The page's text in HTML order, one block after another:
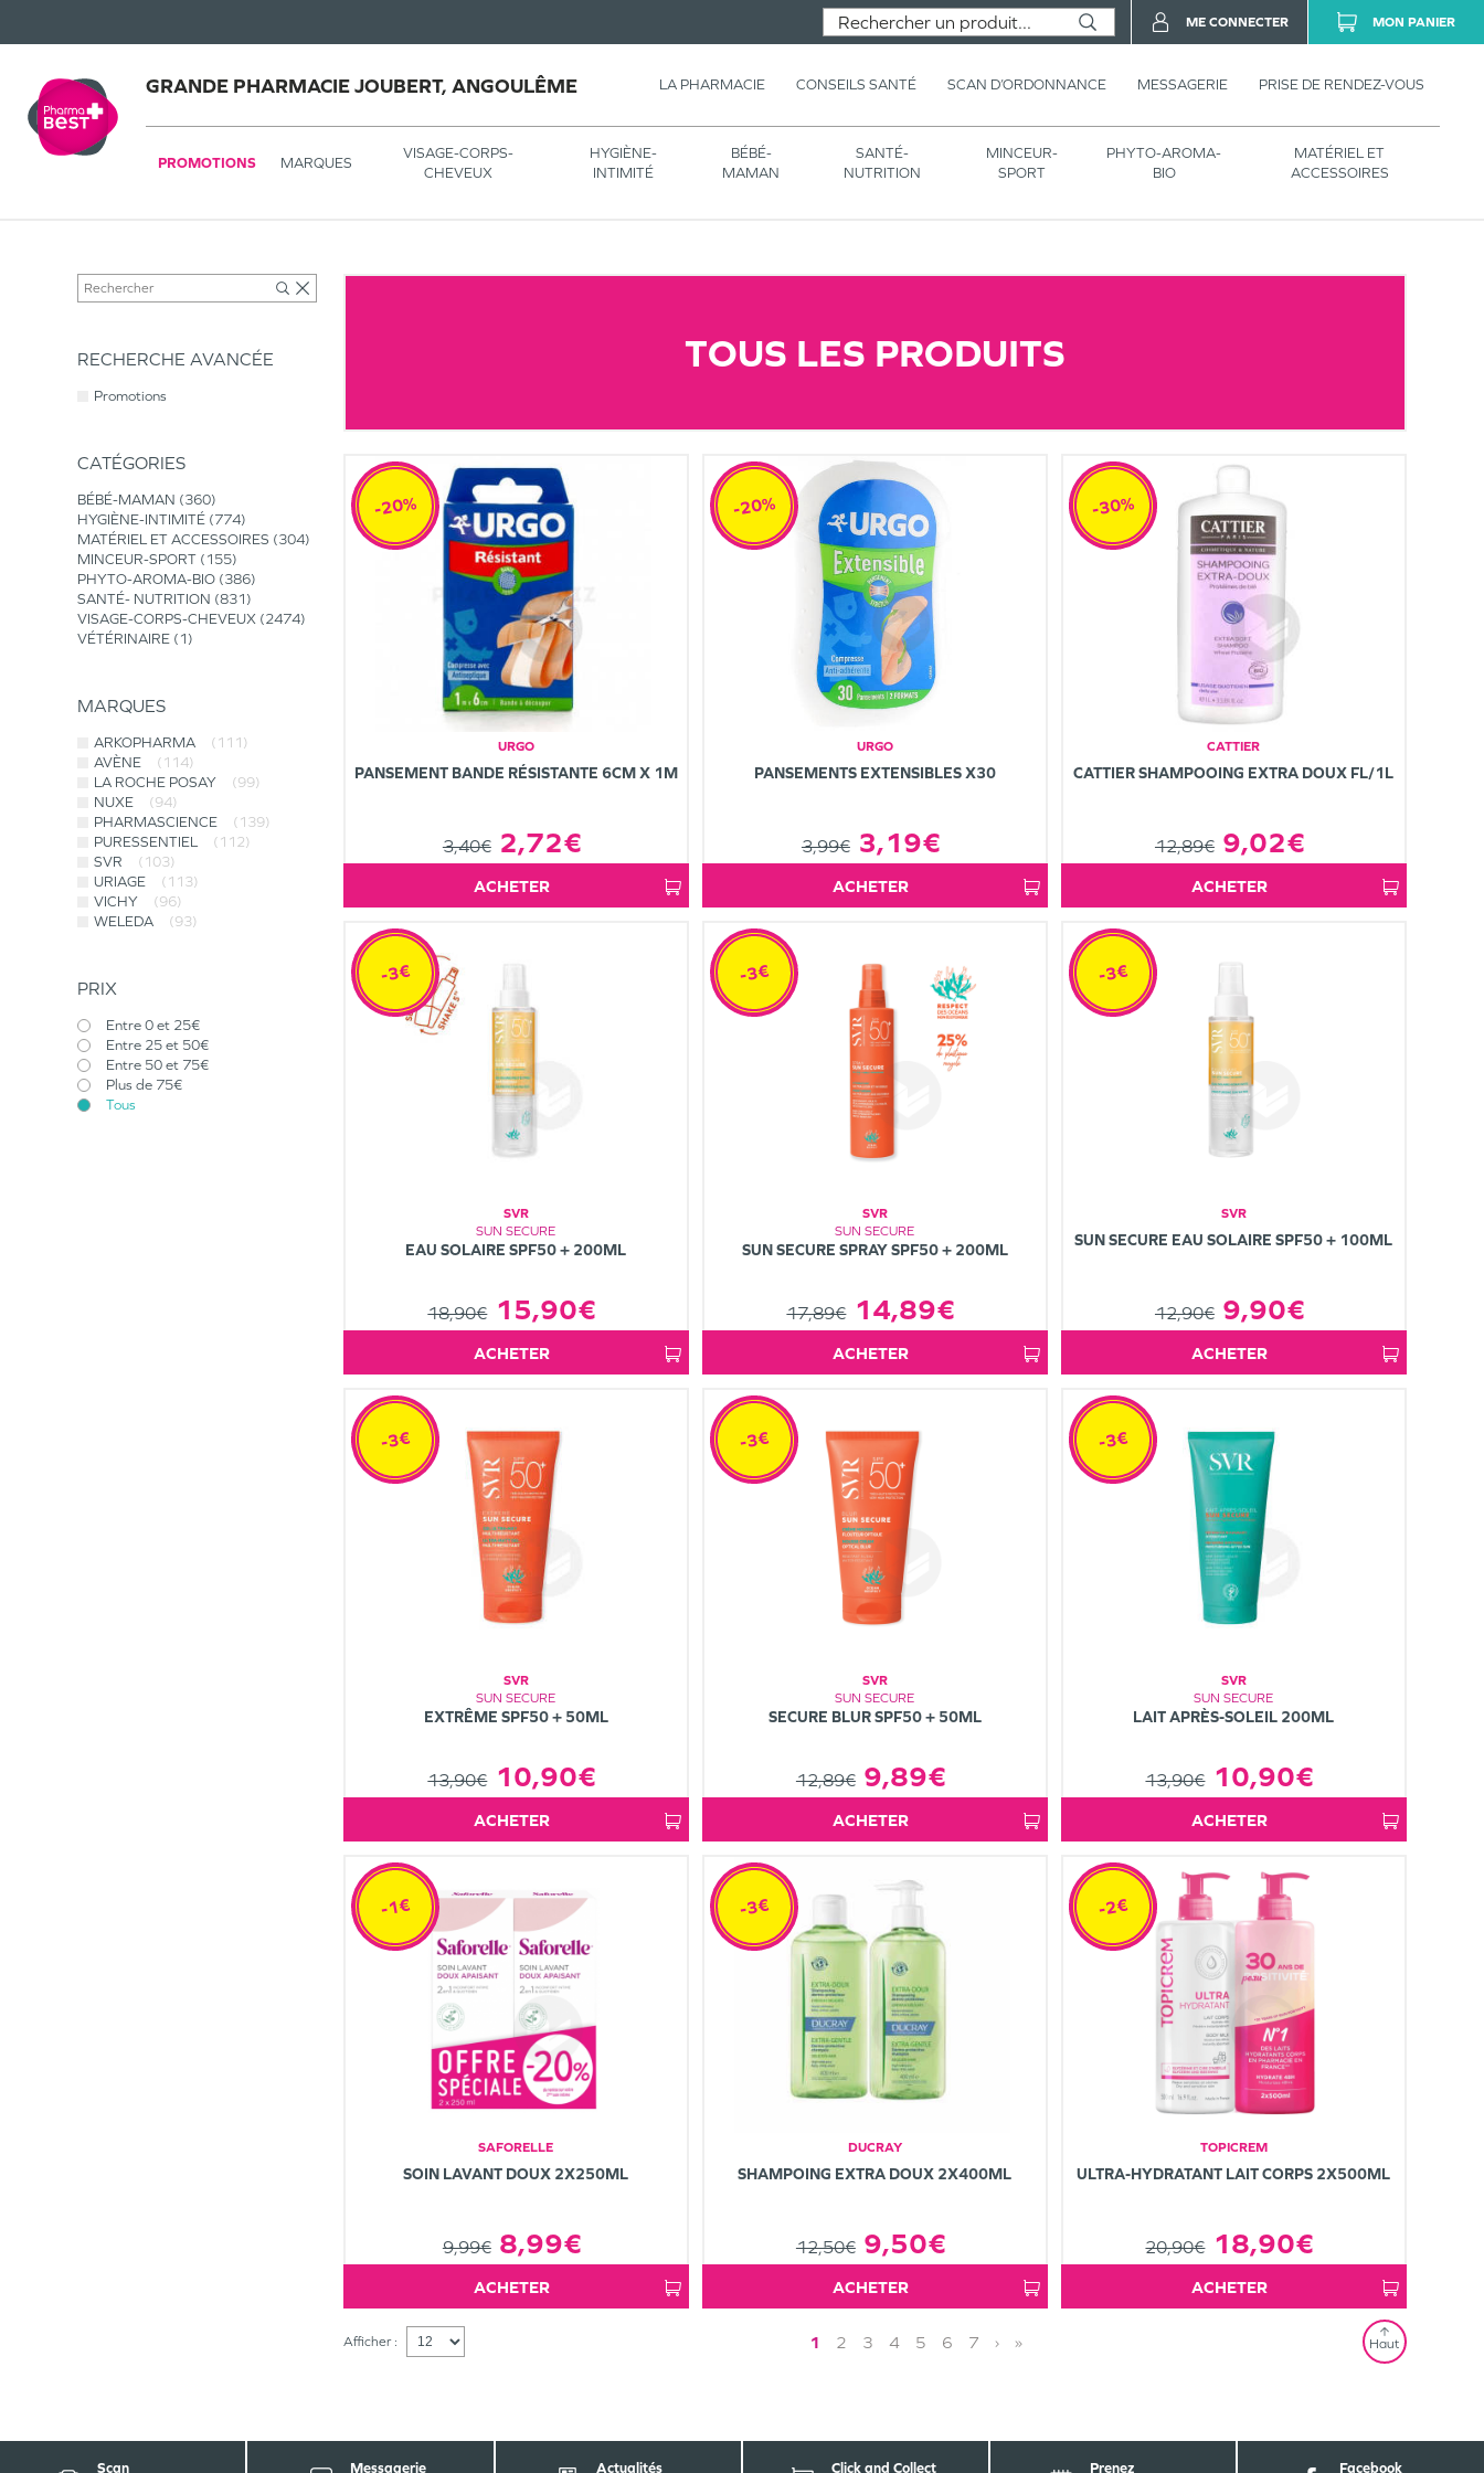
GRANDE PHARMACIE JOUBERT, ANGOULÊME LA PHARMACIE CONSEILS SANTÉ SCAN D’ORDONNANCE MESSAGERIE PRISE DE RENDEZ-VOUS
PROMOTIONS MARQUES
VISAGE-CORPS-
CHEVEUX
HYGIÈNE-
INTIMITÉ
BÉBÉ-
MAMAN
SANTÉ-
NUTRITION
MINCEUR-
SPORT
PHYTO-AROMA-
BIO
MATÉRIEL ET
ACCESSOIRES
ME CONNECTER MON PANIER
RECHERCHE AVANCÉE
Promotions
CATÉGORIES
BÉBÉ-MAMAN
360
HYGIÈNE-INTIMITÉ 774
MATÉRIEL ET ACCESSOIRES
304
MINCEUR-SPORT
155
PHYTO-AROMA-BIO 386
SANTÉ- NUTRITION 831
VISAGE-CORPS-CHEVEUX 2474
VÉTÉRINAIRE
1
MARQUES
ARKOPHARMA
(111)
AVÈNE
(114)
LA ROCHE POSAY
(99)
NUXE
(94)
PHARMASCIENCE
(139)
PURESSENTIEL
(112)
SVR
(103)
URIAGE
(113)
VICHY
(96)
WELEDA
(93)
PRIX
Entre 0 et 25€
Entre 25 et 50€
Entre 50 et 75€
Plus de 75€
Tous
TOUS LES PRODUITS
URGO
PANSEMENT BANDE RÉSISTANTE 6CM X 1M
3,40€ 2,72€
-20%
ACHETER
URGO
PANSEMENTS EXTENSIBLES X30
3,99€ 3,19€
-20%
ACHETER
CATTIER
CATTIER SHAMPOOING EXTRA DOUX FL/1L
12,89€ 9,02€
-30%
ACHETER
SVR
SUN SECURE
EAU SOLAIRE SPF50 + 200ML
18,90€ 15,90€
-3€
ACHETER
SVR
SUN SECURE
SUN SECURE SPRAY SPF50 + 200ML
17,89€ 14,89€
-3€
ACHETER
SVR
SUN SECURE EAU SOLAIRE SPF50 + 100ML
12,90€ 9,90€
-3€
ACHETER
SVR
SUN SECURE
EXTRÊME SPF50 + 50ML
13,90€ 10,90€
-3€
ACHETER
SVR
SUN SECURE
SECURE BLUR SPF50 + 50ML
12,89€ 9,89€
-3€
ACHETER
SVR
SUN SECURE
LAIT APRÈS-SOLEIL 200ML
13,90€ 10,90€
-3€
ACHETER
SAFORELLE
SOIN LAVANT DOUX 2X250ML
9,99€ 8,99€
-1€
ACHETER
DUCRAY
SHAMPOING EXTRA DOUX 2X400ML
12,50€ 9,50€
-3€
ACHETER
TOPICREM
ULTRA-HYDRATANT LAIT CORPS 2X500ML
20,90€ 18,90€
-2€
ACHETER
Afficher : 1 2 3 4 5 6 7 › » Haut
Scan Messagerie Actualités Click and Collect Prenez Facebook